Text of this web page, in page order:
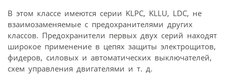
В этом классе имеются серии KLPC, KLLU, LDC, не
взаимозаменяемые с предохранителями других
классов. Предохранители первых двух серий находят
широкое применение в цепях защиты электрощитов,
фидеров, силовых и автоматических выключателей,
схем управления двигателями и т. д.